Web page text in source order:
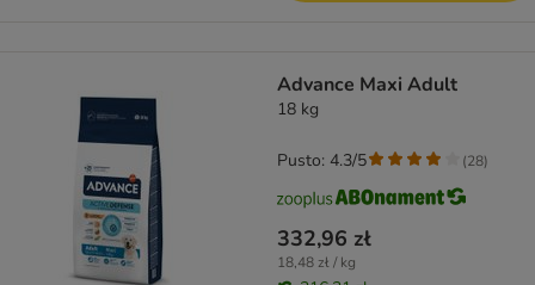
Advance Maxi Adult
18 kg
332,96 zł
18,48 zł / kg
Pusto: 4.3/5 (28)